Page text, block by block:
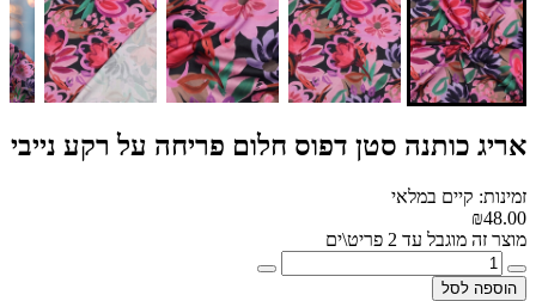
אריג כותנה סטן דפוס חלום פריחה על רקע נייבי
זמינות: קיים במלאי
₪48.00
מוצר זה מוגבל עד 2 פריט\ים
הוספה לסל